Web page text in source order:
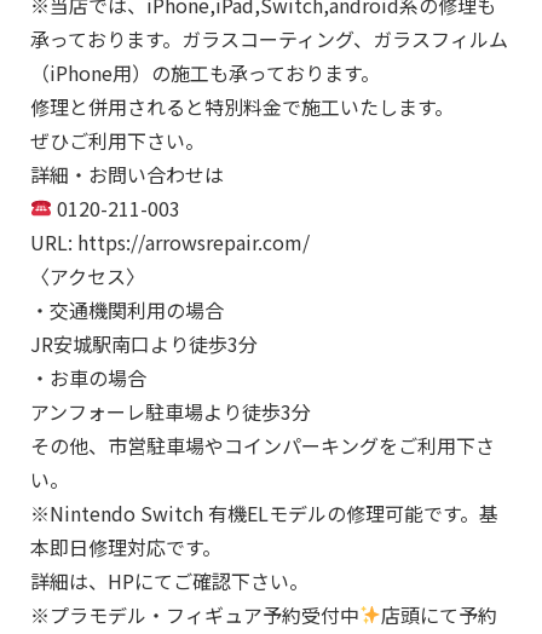
承っております。ガラスコーティング、ガラスフィルム
（iPhone用）の施工も承っております。
修理と併用されると特別料金で施工いたします。
ぜひご利用下さい。
詳細・お問い合わせは
0120-211-003
URL: https://arrowsrepair.com/
〈アクセス〉
・交通機関利用の場合
JR安城駅南口より徒歩3分
・お車の場合
アンフォーレ駐車場より徒歩3分
その他、市営駐車場やコインパーキングをご利用下さ
い。
※Nintendo Switch 有機ELモデルの修理可能です。基
本即日修理対応です。
詳細は、HPにてご確認下さい。
※プラモデル・フィギュア予約受付中
店頭にて予約